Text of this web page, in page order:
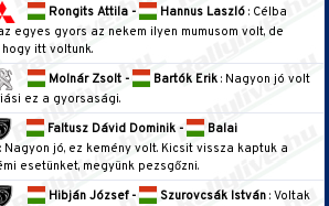
Rongits Attila - Hannus Laszló: Célba
egyes gyors az nekem ilyen mumusom volt, de
hogy itt voltunk.
Molnár Zsolt - Bartók Erik: Nagyon jó volt
ez a gyorsasági.
Faltusz Dávid Dominik -
Balai
Nagyon jó, ez kemény volt. Kicsit vissza kaptuk a
esetünket, megyünk pezsgőzni.
Hibján József - Szurovcsák István: Voltak